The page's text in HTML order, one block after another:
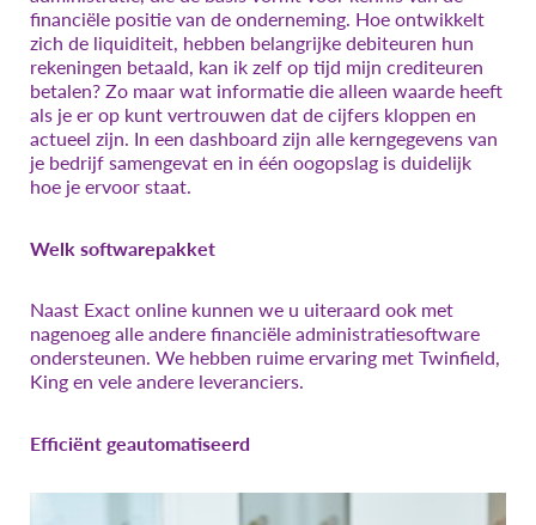
financiële positie van de onderneming. Hoe ontwikkelt
zich de liquiditeit, hebben belangrijke debiteuren hun
rekeningen betaald, kan ik zelf op tijd mijn crediteuren
betalen? Zo maar wat informatie die alleen waarde heeft
als je er op kunt vertrouwen dat de cijfers kloppen en
actueel zijn. In een dashboard zijn alle kerngegevens van
je bedrijf samengevat en in één oogopslag is duidelijk
hoe je ervoor staat.
Welk softwarepakket
Naast Exact online kunnen we u uiteraard ook met
nagenoeg alle andere financiële administratiesoftware
ondersteunen. We hebben ruime ervaring met Twinfield,
King en vele andere leveranciers.
Efficiënt geautomatiseerd